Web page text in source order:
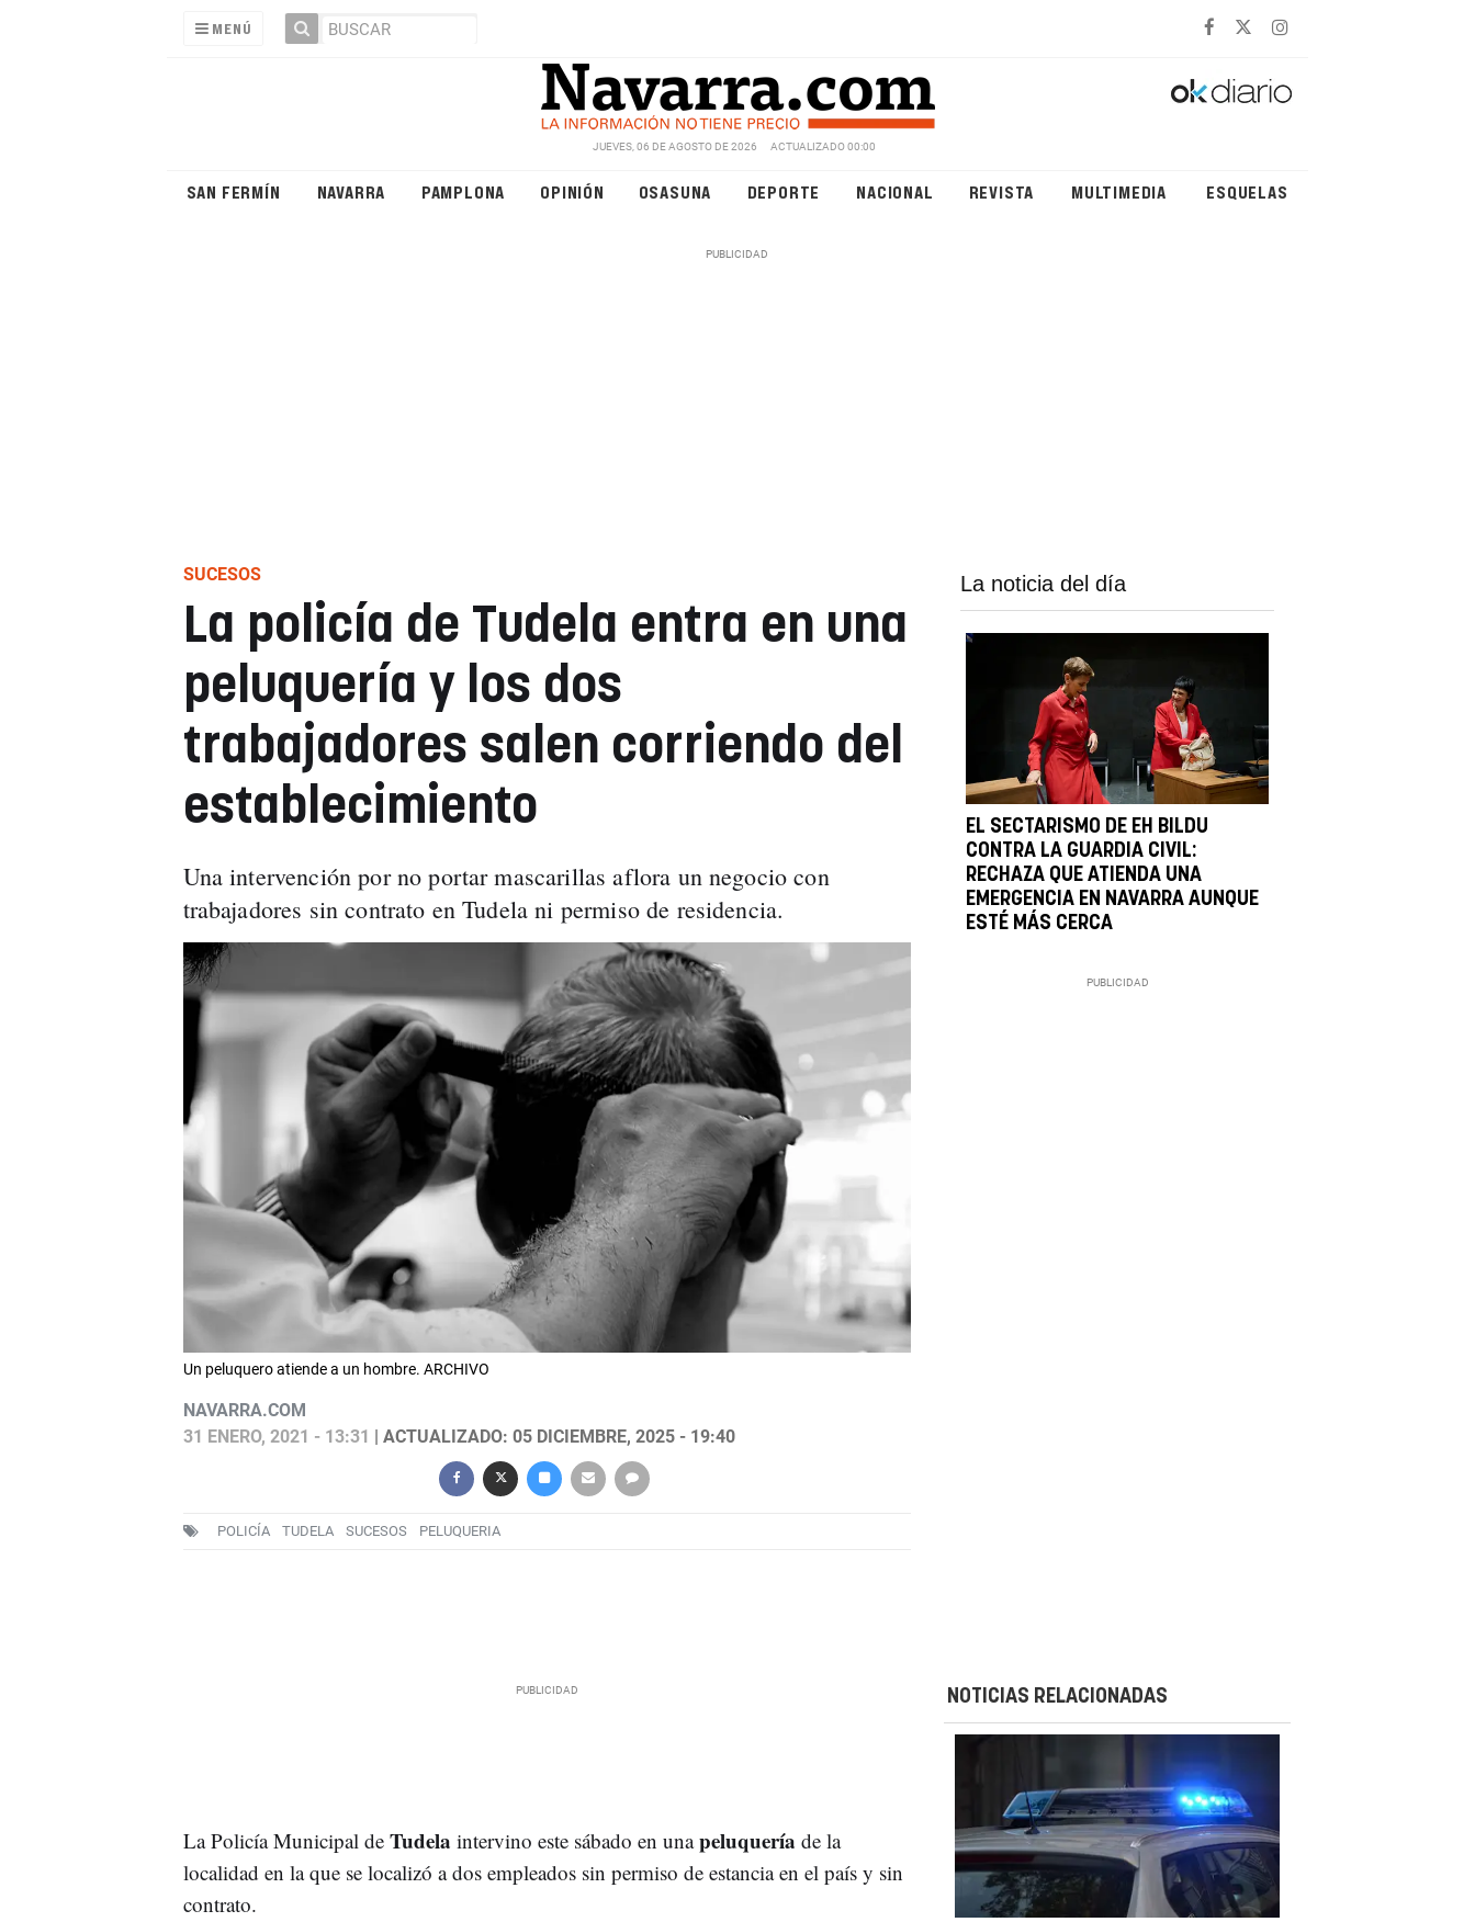
MENÚ
JUEVES, 06 DE AGOSTO DE 2026 ACTUALIZADO 00:00
SAN FERMÍN NAVARRA PAMPLONA OPINIÓN OSASUNA DEPORTE NACIONAL REVISTA MULTIMEDIA ESQUELAS
SUCESOS
La policía de Tudela entra en una
peluquería y los dos
trabajadores salen corriendo del
establecimiento
Una intervención por no portar mascarillas aflora un negocio con
trabajadores sin contrato en Tudela ni permiso de residencia.
Un peluquero atiende a un hombre. ARCHIVO
NAVARRA.COM
31 ENERO, 2021 - 13:31 | ACTUALIZADO: 05 DICIEMBRE, 2025 - 19:40
POLICÍA TUDELA SUCESOS PELUQUERIA
La noticia del día
EL SECTARISMO DE EH BILDU
CONTRA LA GUARDIA CIVIL:
RECHAZA QUE ATIENDA UNA
EMERGENCIA EN NAVARRA AUNQUE
ESTÉ MÁS CERCA
La Policía Municipal de Tudela intervino este sábado en unapeluquería de la
localidad en la que se localizó a dos empleados sin permiso de estancia en el país y sin
contrato.
NOTICIAS RELACIONADAS